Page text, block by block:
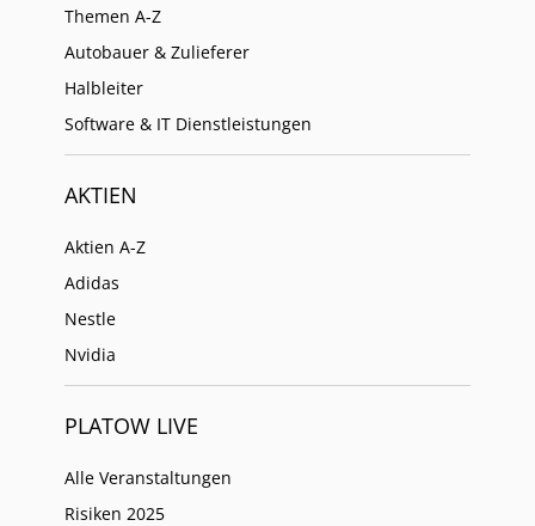
Themen A-Z
Autobauer & Zulieferer
Halbleiter
Software & IT Dienstleistungen
AKTIEN
Aktien A-Z
Adidas
Nestle
Nvidia
PLATOW LIVE
Alle Veranstaltungen
Risiken 2025